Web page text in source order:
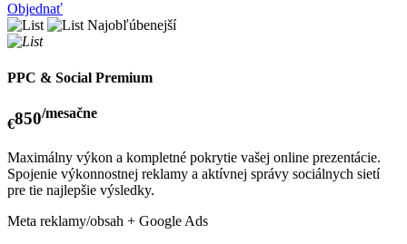
Objednať
Najobľúbenejší
PPC & Social Premium
€850/mesačne
Maximálny výkon a kompletné pokrytie vašej online prezentácie.
Spojenie výkonnostnej reklamy a aktívnej správy sociálnych sietí
pre tie najlepšie výsledky.
Meta reklamy/obsah + Google Ads